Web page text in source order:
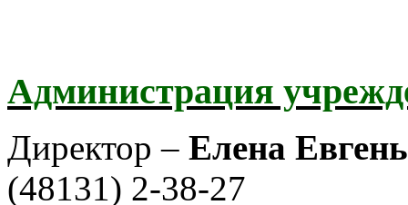
Администрация
Директор – Елена
(48131) 2-38-27